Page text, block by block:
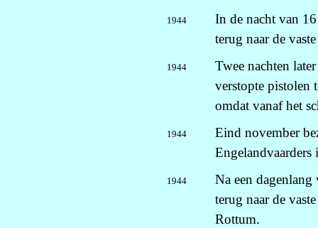
1944
In de nacht van
terug naar de
1944
Twee nachten
verstopte pistolen
omdat vanaf het
1944
Eind november
Engelandvaarders
1944
Na een
terug naar de
Rottum.